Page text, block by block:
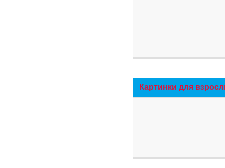
Картинки для